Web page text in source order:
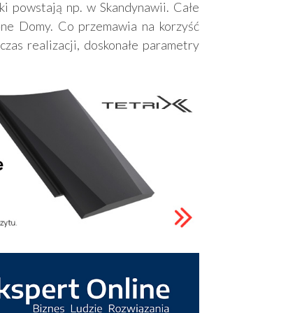
powstają np. w Skandynawii. Całe
Domy. Co przemawia na korzyść
realizacji, doskonałe parametry